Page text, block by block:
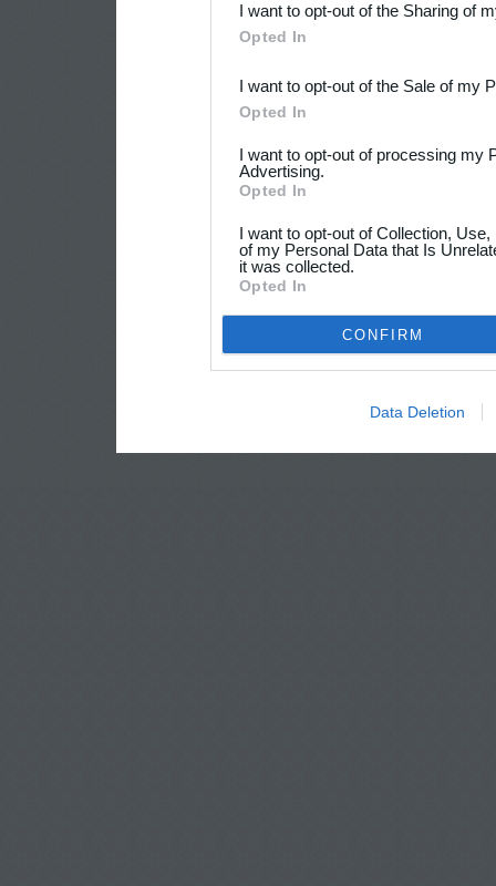
Downstream Participants
third parties.
I want to opt-out of the Sharing of
Opted In
I want to opt-out of the Sale of my
Opted In
I want to opt-out of processing my
Advertising.
Opted In
I want to opt-out of Collection,
of my Personal Data that Is
it was collected.
Opted In
CONFIRM
Data Deletion